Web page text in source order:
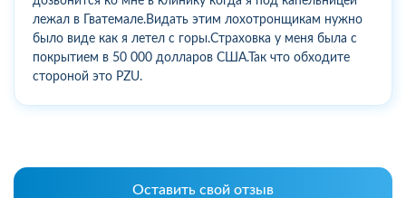
лежал в Гватемале.Видать этим лохотронщикам нужно
было виде как я летел с горы.Страховка у меня была с
покрытием в 50 000 долларов США.Так что обходите
стороной это PZU.
Оставить свой отзыв